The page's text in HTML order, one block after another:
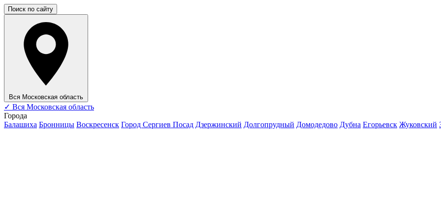
Поиск по сайту
Вся Московская область
✓ Вся Московская область
Города
Балашиха Бронницы Воскресенск Город Сергиев Посад Дзержинский Долгопрудный Домодедово Дубна Егорьевск Жуковский